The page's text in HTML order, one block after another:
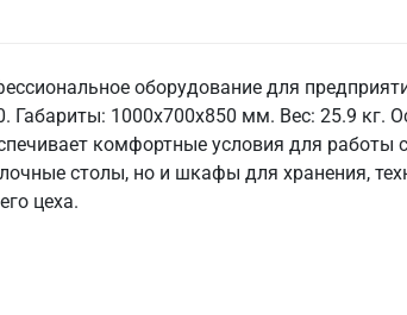
оборудование для
Габариты: 1000x700x850 мм. Вес: 25.9 кг.
комфортные условия для
столы, но и шкафы для хранения,
цеха.